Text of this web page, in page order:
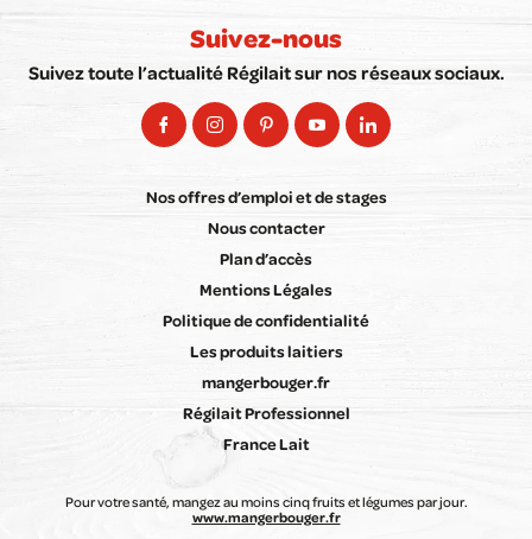
Suivez-nous
Suivez toute l’actualité Régilait sur nos réseaux sociaux.
Nos offres d’emploi et de stages
Nous contacter
Plan d’accès
Mentions Légales
Politique de confidentialité
Les produits laitiers
mangerbouger.fr
Régilait Professionnel
France Lait
Pour votre santé, mangez au moins cinq fruits et légumes par jour.
www.mangerbouger.fr